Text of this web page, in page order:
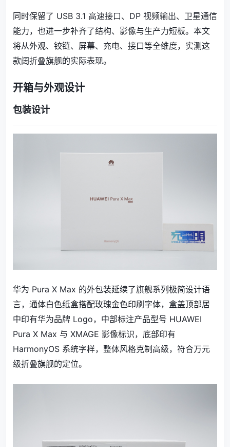
同时保留了 USB 3.1 高速接口、DP 视频输出、卫星通信
能力，也进一步补齐了结构、影像与生产力短板。本文
将从外观、铰链、屏幕、充电、接口等全维度，实测这
款阔折叠旗舰的实际表现。
开箱与外观设计
包装设计
华为 Pura X Max 的外包装延续了旗舰系列极简设计语
言，通体白色纸盒搭配玫瑰金色印刷字体，盒盖顶部居
中印有华为品牌 Logo，中部标注产品型号 HUAWEI
Pura X Max 与 XMAGE 影像标识，底部印有
HarmonyOS 系统字样，整体风格克制高级，符合万元
级折叠旗舰的定位。